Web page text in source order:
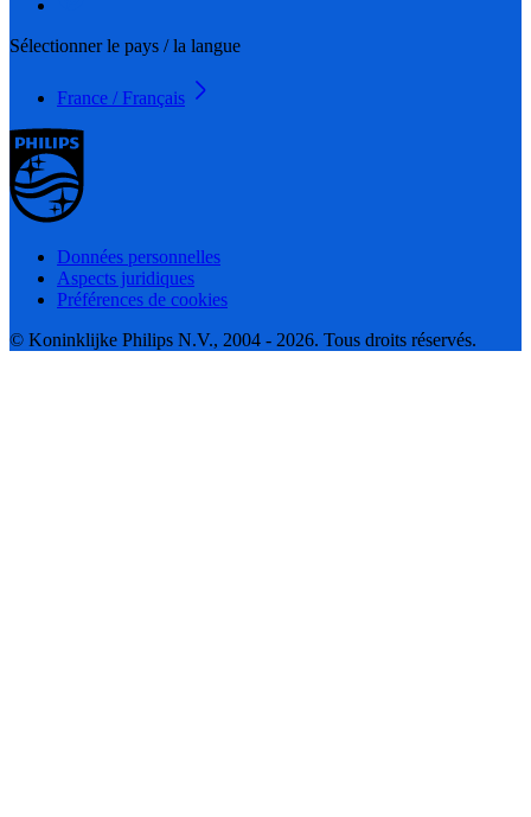
Sélectionner le pays / la langue
France / Français
Données personnelles
Aspects juridiques
Préférences de cookies
© Koninklijke Philips N.V., 2004 - 2026. Tous droits réservés.